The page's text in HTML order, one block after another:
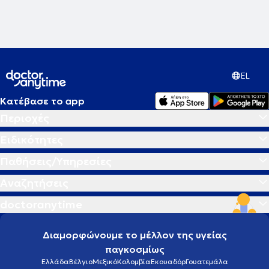
EL
Κατέβασε το app
Διαμορφώνουμε το μέλλον της υγείας
παγκοσμίως
ΕλλάδαΒέλγιοΜεξικόΚολομβίαΕκουαδόρΓουατεμάλα